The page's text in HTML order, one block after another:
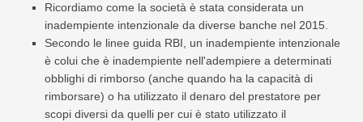
Ricordiamo come la società è stata considerata un
inadempiente intenzionale da diverse banche nel 2015.
Secondo le linee guida RBI, un inadempiente intenzionale
è colui che è inadempiente nell'adempiere a determinati
obblighi di rimborso (anche quando ha la capacità di
rimborsare) o ha utilizzato il denaro del prestatore per
scopi diversi da quelli per cui è stato utilizzato il